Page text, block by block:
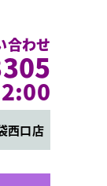
合わせ
西口店